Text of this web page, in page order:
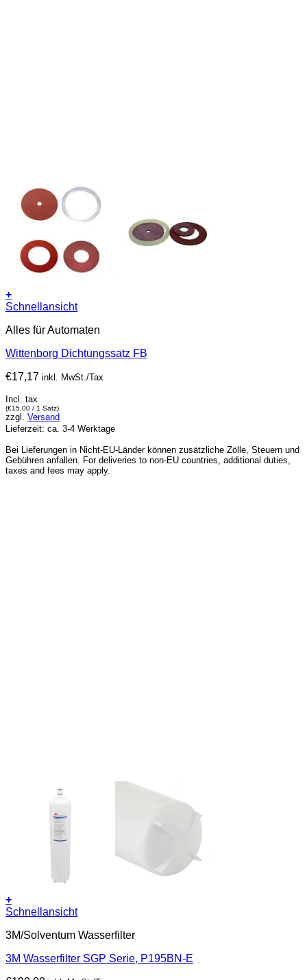
+
Schnellansicht
Alles für Automaten
Wittenborg Dichtungssatz FB
€17,17 inkl. MwSt./Tax
Incl. tax
(€15,00 / 1 Satz)
zzgl. Versand
Lieferzeit: ca. 3-4 Werktage
Bei Lieferungen in Nicht-EU-Länder können zusätzliche Zölle, Steuern und
Gebühren anfallen. For deliveries to non-EU countries, additional duties,
taxes and fees may apply.
+
Schnellansicht
3M/Solventum Wasserfilter
3M Wasserfilter SGP Serie, P195BN-E